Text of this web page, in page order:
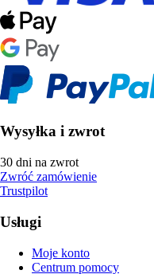
Wysyłka i zwrot
30 dni na zwrot
Zwróć zamówienie
Trustpilot
Usługi
Moje konto
Centrum pomocy